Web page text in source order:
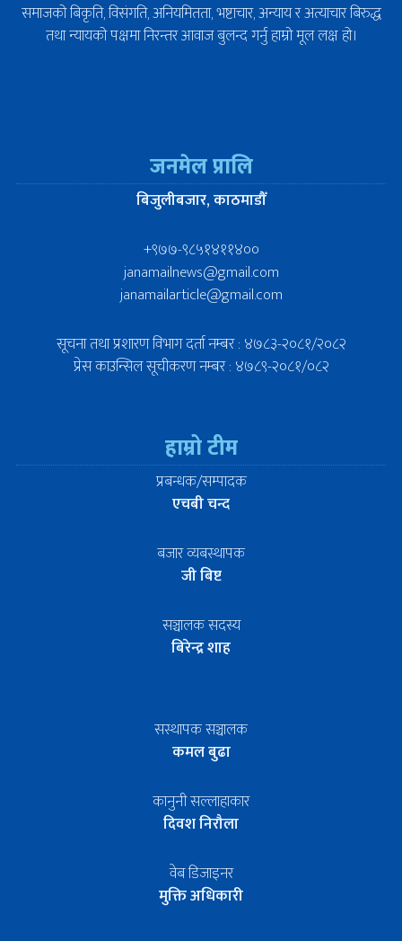
समाजको बिकृति, विसंगति, अनियमितता, भष्टाचार, अन्याय र अत्याचार बिरुद्ध
तथा न्यायको पक्षमा निरन्तर आवाज बुलन्द गर्नु हाम्रो मूल लक्ष हो।
जनमेल प्रालि
बिजुलीबजार, काठमाडौँ
+९७७-९८५१४११४००
janamailnews@gmail.com
janamailarticle@gmail.com
सूचना तथा प्रशारण विभाग दर्ता नम्बर : ४७८३-२०८१/२०८२
प्रेस काउन्सिल सूचीकरण नम्बर : ४७८९-२०८१/०८२
हाम्रो टीम
प्रबन्धक/सम्पादक
एचबी चन्द
बजार व्यबस्थापक
जी बिष्ट
सञ्चालक सदस्य
बिरेन्द्र शाह
सस्थापक सञ्चालक
कमल बुढा
कानुनी सल्लाहाकार
दिवश निरौला
वेब डिजाइनर
मुक्ति अधिकारी